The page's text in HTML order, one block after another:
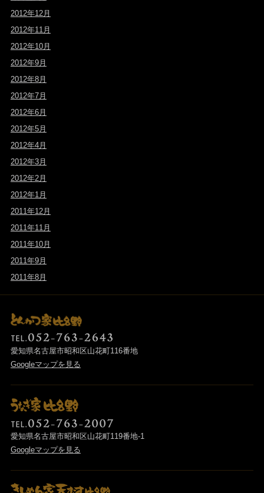
2012年12月
2012年11月
2012年10月
2012年9月
2012年8月
2012年7月
2012年6月
2012年5月
2012年4月
2012年3月
2012年2月
2012年1月
2011年12月
2011年11月
2011年10月
2011年9月
2011年8月
愛知県名古屋市昭和区山花町116番地
Googleマップを見る
愛知県名古屋市昭和区山花町119番地-1
Googleマップを見る